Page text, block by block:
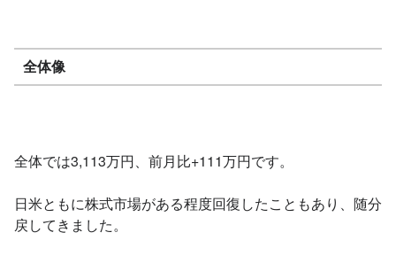
全体像
全体では3,113万円、前月比+111万円です。
日米ともに株式市場がある程度回復したこともあり、随分
戻してきました。